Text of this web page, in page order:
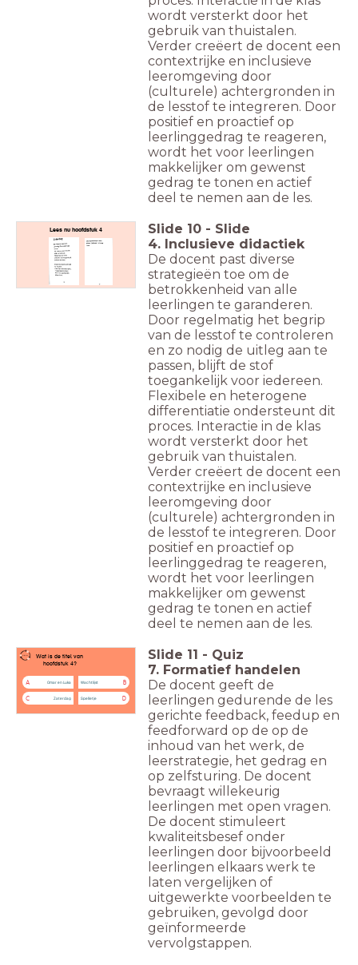
wordt versterkt door het
gebruik van thuistalen.
Verder creëert de docent een
contextrijke en inclusieve
leeromgeving door
(culturele) achtergronden in
de lesstof te integreren. Door
positief en proactief op
leerlinggedrag te reageren,
wordt het voor leerlingen
makkelijker om gewenst
gedrag te tonen en actief
deel te nemen aan de les.
Lees nu hoofdstuk 4 Slide 10 - Slide
4. Inclusieve didactiek
De docent past diverse
strategieën toe om de
betrokkenheid van alle
leerlingen te garanderen.
Door regelmatig het begrip
van de lesstof te controleren
en zo nodig de uitleg aan te
passen, blijft de stof
toegankelijk voor iedereen.
Flexibele en heterogene
differentiatie ondersteunt dit
proces. Interactie in de klas
wordt versterkt door het
gebruik van thuistalen.
Verder creëert de docent een
contextrijke en inclusieve
leeromgeving door
(culturele) achtergronden in
de lesstof te integreren. Door
positief en proactief op
leerlinggedrag te reageren,
wordt het voor leerlingen
makkelijker om gewenst
gedrag te tonen en actief
deel te nemen aan de les.
Wat is de titel van
hoofdstuk 4?
A Omar en Luka B
Wachtlijst
C Zaterdag D
Spelletje
Slide 11 - Quiz
7. Formatief handelen
De docent geeft de
leerlingen gedurende de les
gerichte feedback, feedup en
feedforward op de op de
inhoud van het werk, de
leerstrategie, het gedrag en
op zelfsturing. De docent
bevraagt willekeurig
leerlingen met open vragen.
De docent stimuleert
kwaliteitsbesef onder
leerlingen door bijvoorbeeld
leerlingen elkaars werk te
laten vergelijken of
uitgewerkte voorbeelden te
gebruiken, gevolgd door
geïnformeerde
vervolgstappen.